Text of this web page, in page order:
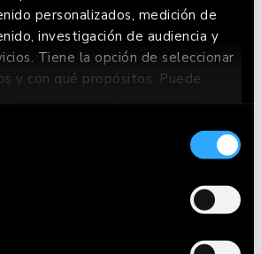
personalizados, medición de
investigación de audiencia y
Tiene la opción de seleccionar
y con qué propósitos. Puede
sobre su ubicación